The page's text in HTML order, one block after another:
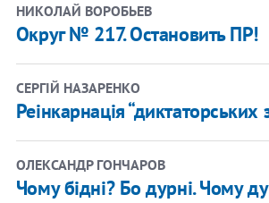
НИКОЛАЙ ВОРОБЬЕВ
Округ № 217. Остановить ПР!
СЕРГІЙ НАЗАРЕНКО
Реінкарнація “диктаторських
ОЛЕКСАНДР ГОНЧАРОВ
Чому бідні? Бо дурні. Чому